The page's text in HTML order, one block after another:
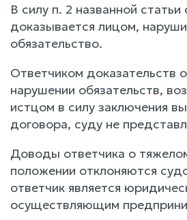
В силу п. 2 названной
доказывается лицом,
обязательство.
Ответчиком доказательств
нарушении обязательств,
истцом в силу заключения
договора, суду не
Доводы ответчика о
положении отклоняются
ответчик является
осуществляющим